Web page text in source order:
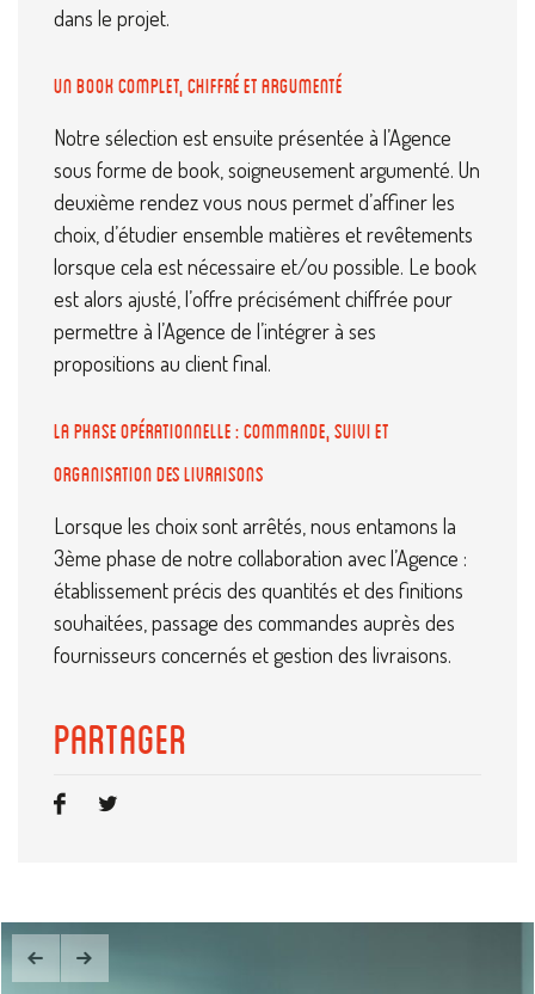
dans le projet.
Un book complet, chiffré et argumenté
Notre sélection est ensuite présentée à l’Agence
sous forme de book, soigneusement argumenté. Un
deuxième rendez vous nous permet d’affiner les
choix, d’étudier ensemble matières et revêtements
lorsque cela est nécessaire et/ou possible. Le book
est alors ajusté, l’offre précisément chiffrée pour
permettre à l’Agence de l’intégrer à ses
propositions au client final.
La phase opérationnelle : commande, suivi et
organisation des livraisons
Lorsque les choix sont arrêtés, nous entamons la
3ème phase de notre collaboration avec l’Agence :
établissement précis des quantités et des finitions
souhaitées, passage des commandes auprès des
fournisseurs concernés et gestion des livraisons.